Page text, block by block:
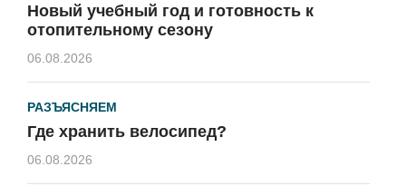
Новый учебный год и готовность к
отопительному сезону
06.08.2026
РАЗЪЯСНЯЕМ
Где хранить велосипед?
06.08.2026